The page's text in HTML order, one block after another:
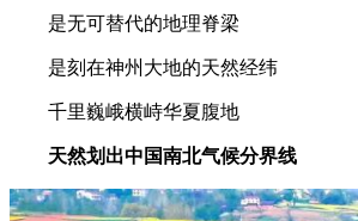
是无可替代的地理脊梁
是刻在神州大地的天然经纬
千里巍峨横峙华夏腹地
天然划出中国南北气候分界线